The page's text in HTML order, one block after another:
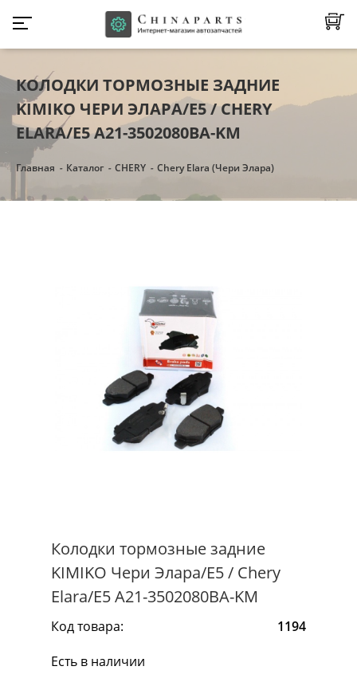
КОЛОДКИ ТОРМОЗНЫЕ ЗАДНИЕ
KIMIKO ЧЕРИ ЭЛАРА/Е5 / CHERY
ELARA/E5 A21-3502080BA-KM
Главная Каталог CHERY Chery Elara (Чери Элара)
Колодки тормозные задние
KIMIKO Чери Элара/Е5 / Chery
Elara/E5 A21-3502080BA-KM
Код товара:
1194
Есть в наличии